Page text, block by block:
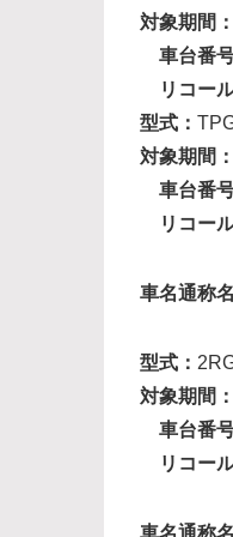
対象期間：
車台番号
リコール
型式：
対象期間：
車台番号
リコール
車名通称名
型式：
対象期間：
車台番号
リコール
車名通称名